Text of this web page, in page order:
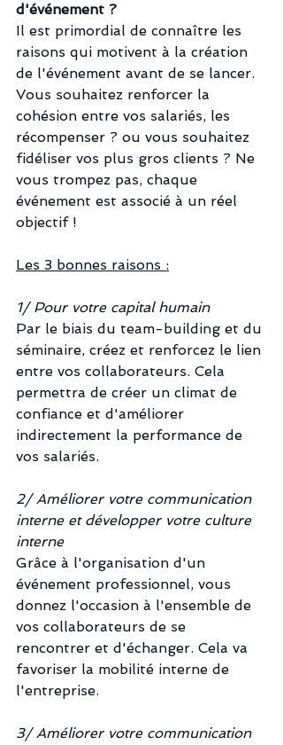
d'événement ?
Il est primordial de connaître les
raisons qui motivent à la création
de l'événement avant de se lancer.
Vous souhaitez renforcer la
cohésion entre vos salariés, les
récompenser ? ou vous souhaitez
fidéliser vos plus gros clients ? Ne
vous trompez pas, chaque
événement est associé à un réel
objectif !
Les 3 bonnes raisons :
1/ Pour votre capital humain
Par le biais du team-building et du
séminaire, créez et renforcez le lien
entre vos collaborateurs. Cela
permettra de créer un climat de
confiance et d'améliorer
indirectement la performance de
vos salariés.
2/ Améliorer votre communication
interne et développer votre culture
interne
Grâce à l'organisation d'un
événement professionnel, vous
donnez l'occasion à l'ensemble de
vos collaborateurs de se
rencontrer et d'échanger. Cela va
favoriser la mobilité interne de
l'entreprise.
3/ Améliorer votre communication